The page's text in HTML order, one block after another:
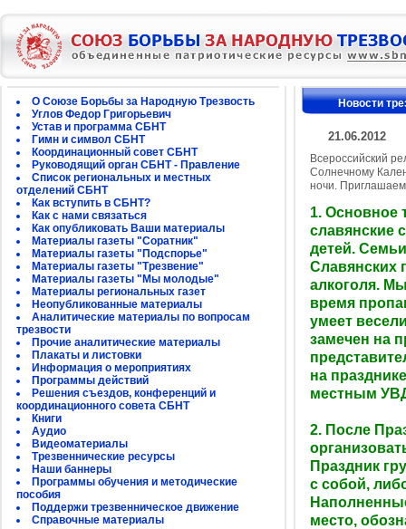
О Союзе Борьбы за Народную Трезвость
Углов Федор Григорьевич
Устав и программа СБНТ
Гимн и символ СБНТ
Координационный совет СБНТ
Руководящий орган СБНТ - Правление
Список региональных и местных
отделений СБНТ
Как вступить в СБНТ?
Как с нами связаться
Как опубликовать Ваши материалы
Материалы газеты "Соратник"
Материалы газеты "Подспорье"
Материалы газеты "Трезвение"
Материалы газеты "Мы молодые"
Материалы региональных газет
Неопубликованные материалы
Аналитические материалы по вопросам
трезвости
Прочие аналитические материалы
Плакаты и листовки
Информация о мероприятиях
Программы действий
Решения съездов, конференций и
координационного совета СБНТ
Книги
Аудио
Видеоматериалы
Трезвеннические ресурсы
Наши баннеры
Программы обучения и методические
пособия
Поддержи трезвенническое движение
Справочные материалы
Новости
21.06.2012
Всероссийский
Солнечному
ночи.
1. Основное
славянские
детей.
Славянских
алкоголя.
время
умеет
замечен на
на
местным
2. После
Праздник
с собой,
место,